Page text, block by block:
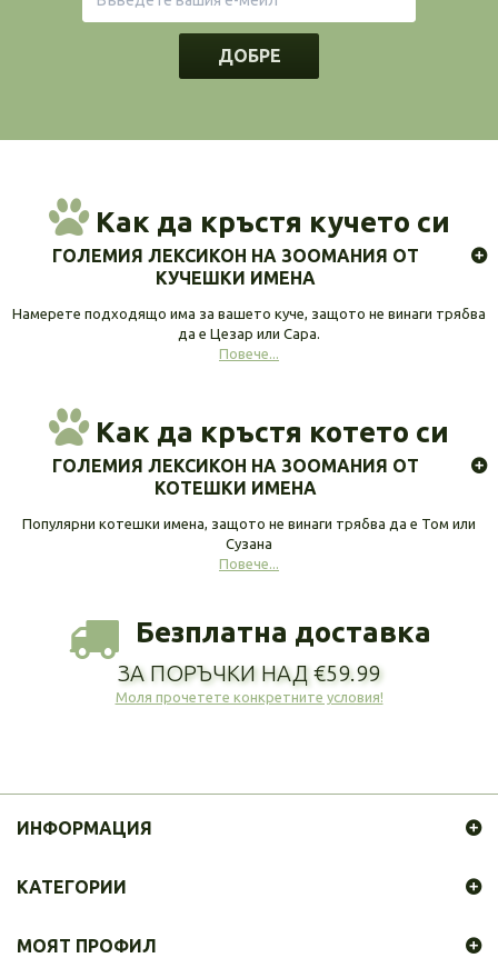
ДОБРЕ
Как да кръстя кучето си
ГОЛЕМИЯ ЛЕКСИКОН НА ЗООМАНИЯ ОТ
КУЧЕШКИ ИМЕНА
Намерете подходящо има за вашето куче, защото не винаги трябва
да е Цезар или Сара.
Повече...
Как да кръстя котето си
ГОЛЕМИЯ ЛЕКСИКОН НА ЗООМАНИЯ ОТ
КОТЕШКИ ИМЕНА
Популярни котешки имена, защото не винаги трябва да е Том или
Сузана
Повече...
Безплатна доставка
ЗА ПОРЪЧКИ НАД €59.99
Моля прочетете конкретните условия!
ИНФОРМАЦИЯ
КАТЕГОРИИ
МОЯТ ПРОФИЛ